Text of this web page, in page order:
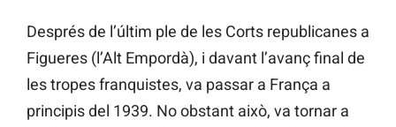
Després de l’últim ple de les Corts republicanes a
Figueres (l’Alt Empordà), i davant l’avanç final de
les tropes franquistes, va passar a França a
principis del 1939. No obstant això, va tornar a